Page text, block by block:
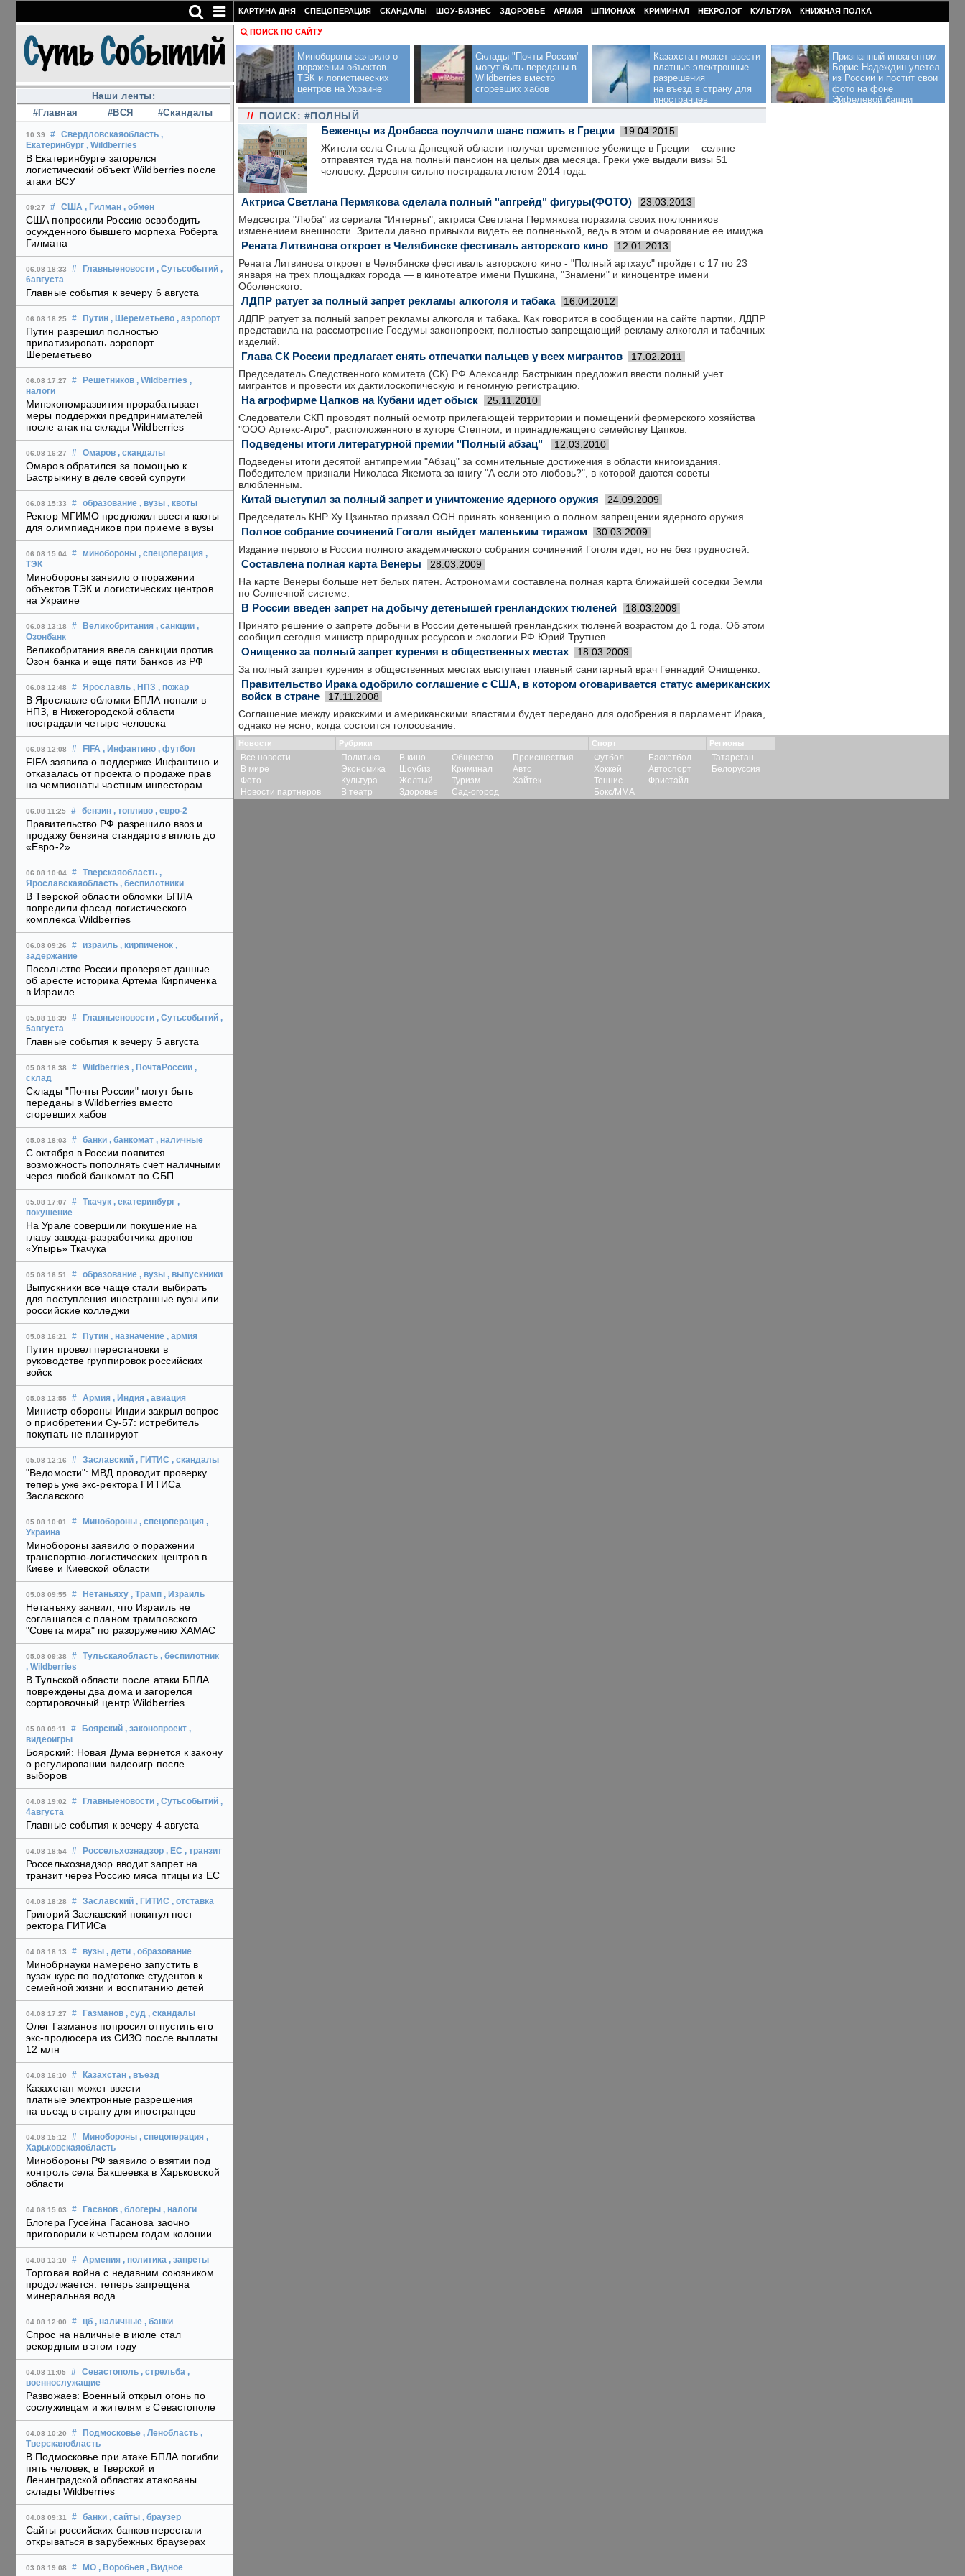
Наши ленты:
#Главная
#ВСЯ #Скандалы
10:39 # Свердловскаяобласть ,
Екатеринбург , Wildberries
В Екатеринбурге загорелся
логистический объект Wildberries после
атаки ВСУ
09:27 # США , Гилман , обмен
США попросили Россию освободить
осужденного бывшего морпеха Роберта
Гилмана
06.08 18:33 # Главныеновости , Сутьсобытий ,
6августа
Главные события к вечеру 6 августа
06.08 18:25 # Путин , Шереметьево , аэропорт
Путин разрешил полностью
приватизировать аэропорт
Шереметьево
06.08 17:27 # Решетников , Wildberries ,
налоги
Минэкономразвития прорабатывает
меры поддержки предпринимателей
после атак на склады Wildberries
06.08 16:27 # Омаров , скандалы
Омаров обратился за помощью к
Бастрыкину в деле своей супруги
06.08 15:33 # образование , вузы , квоты
Ректор МГИМО предложил ввести квоты
для олимпиадников при приеме в вузы
06.08 15:04 # минобороны , спецоперация ,
ТЭК
Минобороны заявило о поражении
объектов ТЭК и логистических центров
на Украине
06.08 13:18 # Великобритания , санкции ,
Озонбанк
Великобритания ввела санкции против
Озон банка и еще пяти банков из РФ
06.08 12:48 # Ярославль , НПЗ , пожар
В Ярославле обломки БПЛА попали в
НПЗ, в Нижегородской области
пострадали четыре человека
06.08 12:08 # FIFA , Инфантино , футбол
FIFA заявила о поддержке Инфантино и
отказалась от проекта о продаже прав
на чемпионаты частным инвесторам
06.08 11:25 # бензин , топливо , евро-2
Правительство РФ разрешило ввоз и
продажу бензина стандартов вплоть до
«Евро-2»
06.08 10:04 # Тверскаяобласть ,
Ярославскаяобласть , беспилотники
В Тверской области обломки БПЛА
повредили фасад логистического
комплекса Wildberries
06.08 09:26 # израиль , кирпиченок ,
задержание
Посольство России проверяет данные
об аресте историка Артема Кирпиченка
в Израиле
05.08 18:39 # Главныеновости , Сутьсобытий ,
5августа
Главные события к вечеру 5 августа
05.08 18:38 # Wildberries , ПочтаРоссии ,
склад
Склады "Почты России" могут быть
переданы в Wildberries вместо
сгоревших хабов
05.08 18:03 # банки , банкомат , наличные
С октября в России появится
возможность пополнять счет наличными
через любой банкомат по СБП
05.08 17:07 # Ткачук , екатеринбург ,
покушение
На Урале совершили покушение на
главу завода-разработчика дронов
«Упырь» Ткачука
05.08 16:51 # образование , вузы , выпускники
Выпускники все чаще стали выбирать
для поступления иностранные вузы или
российские колледжи
05.08 16:21 # Путин , назначение , армия
Путин провел перестановки в
руководстве группировок российских
войск
05.08 13:55 # Армия , Индия , авиация
Министр обороны Индии закрыл вопрос
о приобретении Су-57: истребитель
покупать не планируют
05.08 12:16 # Заславский , ГИТИС , скандалы
"Ведомости": МВД проводит проверку
теперь уже экс-ректора ГИТИСа
Заславского
05.08 10:01 # Минобороны , спецоперация ,
Украина
Минобороны заявило о поражении
транспортно-логистических центров в
Киеве и Киевской области
05.08 09:55 # Нетаньяху , Трамп , Израиль
Нетаньяху заявил, что Израиль не
соглашался с планом трамповского
"Совета мира" по разоружению ХАМАС
05.08 09:38 # Тульскаяобласть , беспилотник
, Wildberries
В Тульской области после атаки БПЛА
повреждены два дома и загорелся
сортировочный центр Wildberries
05.08 09:11 # Боярский , законопроект ,
видеоигры
Боярский: Новая Дума вернется к закону
о регулировании видеоигр после
выборов
04.08 19:02 # Главныеновости , Сутьсобытий ,
4августа
Главные события к вечеру 4 августа
04.08 18:54 # Россельхознадзор , ЕС , транзит
Россельхознадзор вводит запрет на
транзит через Россию мяса птицы из ЕС
04.08 18:28 # Заславский , ГИТИС , отставка
Григорий Заславский покинул пост
ректора ГИТИСа
04.08 18:13 # вузы , дети , образование
Минобрнауки намерено запустить в
вузах курс по подготовке студентов к
семейной жизни и воспитанию детей
04.08 17:27 # Газманов , суд , скандалы
Олег Газманов попросил отпустить его
экс-продюсера из СИЗО после выплаты
12 млн
04.08 16:10 # Казахстан , въезд
Казахстан может ввести
платные электронные разрешения
на въезд в страну для иностранцев
04.08 15:12 # Минобороны , спецоперация ,
Харьковскаяобласть
Минобороны РФ заявило о взятии под
контроль села Бакшеевка в Харьковской
области
04.08 15:03 # Гасанов , блогеры , налоги
Блогера Гусейна Гасанова заочно
приговорили к четырем годам колонии
04.08 13:10 # Армения , политика , запреты
Торговая война с недавним союзником
продолжается: теперь запрещена
минеральная вода
04.08 12:00 # цб , наличные , банки
Спрос на наличные в июле стал
рекордным в этом году
04.08 11:05 # Севастополь , стрельба ,
военнослужащие
Развожаев: Военный открыл огонь по
сослуживцам и жителям в Севастополе
04.08 10:20 # Подмосковье , Ленобласть ,
Тверскаяобласть
В Подмосковье при атаке БПЛА погибли
пять человек, в Тверской и
Ленинградской областях атакованы
склады Wildberries
04.08 09:31 # банки , сайты , браузер
Сайты российских банков перестали
открываться в зарубежных браузерах
03.08 19:08 # МО , Воробьев , Видное
КАРТИНА ДНЯ СПЕЦОПЕРАЦИЯ СКАНДАЛЫ ШОУ-БИЗНЕС ЗДОРОВЬЕ АРМИЯ ШПИОНАЖ КРИМИНАЛ НЕКРОЛОГ КУЛЬТУРА КНИЖНАЯ ПОЛКА
ПОИСК ПО САЙТУ
Минобороны заявило о
поражении объектов
ТЭК и логистических
центров на Украине
Склады "Почты России"
могут быть переданы в
Wildberries вместо
сгоревших хабов
Казахстан может ввести
платные электронные
разрешения
на въезд в страну для
иностранцев
Признанный иноагентом
Борис Надеждин улетел
из России и постит свои
фото на фоне
Эйфелевой башни
// ПОИСК: #ПОЛНЫЙ
Беженцы из Донбасса поулчили шанс пожить в Греции 19.04.2015
Жители села Стыла Донецкой области получат временное убежище в Греции – селяне
отправятся туда на полный пансион на целых два месяца. Греки уже выдали визы 51
человеку. Деревня сильно пострадала летом 2014 года.
Актриса Светлана Пермякова сделала полный "апгрейд" фигуры(ФОТО) 23.03.2013
Медсестра "Люба" из сериала "Интерны", актриса Светлана Пермякова поразила своих поклонников
изменением внешности. Зрители давно привыкли видеть ее полненькой, ведь в этом и очарование ее имиджа.
Рената Литвинова откроет в Челябинске фестиваль авторского кино 12.01.2013
Рената Литвинова откроет в Челябинске фестиваль авторского кино - "Полный артхаус" пройдет с 17 по 23
января на трех площадках города — в кинотеатре имени Пушкина, "Знамени" и киноцентре имени
Оболенского.
ЛДПР ратует за полный запрет рекламы алкоголя и табака 16.04.2012
ЛДПР ратует за полный запрет рекламы алкоголя и табака. Как говорится в сообщении на сайте партии, ЛДПР
представила на рассмотрение Госдумы законопроект, полностью запрещающий рекламу алкоголя и табачных
изделий.
Глава СК России предлагает снять отпечатки пальцев у всех мигрантов 17.02.2011
Председатель Следственного комитета (СК) РФ Александр Бастрыкин предложил ввести полный учет
мигрантов и провести их дактилоскопическую и геномную регистрацию.
На агрофирме Цапков на Кубани идет обыск 25.11.2010
Следователи СКП проводят полный осмотр прилегающей территории и помещений фермерского хозяйства
"ООО Артекс-Агро", расположенного в хуторе Степном, и принадлежащего семейству Цапков.
Подведены итоги литературной премии "Полный абзац" 12.03.2010
Подведены итоги десятой антипремии "Абзац" за сомнительные достижения в области книгоиздания.
Победителем признали Николаса Якемота за книгу "А если это любовь?", в которой даются советы
влюбленным.
Китай выступил за полный запрет и уничтожение ядерного оружия 24.09.2009
Председатель КНР Ху Цзиньтао призвал ООН принять конвенцию о полном запрещении ядерного оружия.
Полное собрание сочинений Гоголя выйдет маленьким тиражом 30.03.2009
Издание первого в России полного академического собрания сочинений Гоголя идет, но не без трудностей.
Составлена полная карта Венеры 28.03.2009
На карте Венеры больше нет белых пятен. Астрономами составлена полная карта ближайшей соседки Земли
по Солнечной системе.
В России введен запрет на добычу детенышей гренландских тюленей 18.03.2009
Принято решение о запрете добычи в России детенышей гренландских тюленей возрастом до 1 года. Об этом
сообщил сегодня министр природных ресурсов и экологии РФ Юрий Трутнев.
Онищенко за полный запрет курения в общественных местах 18.03.2009
За полный запрет курения в общественных местах выступает главный санитарный врач Геннадий Онищенко.
Правительство Ирака одобрило соглашение с США, в котором оговаривается статус американских
войск в стране
17.11.2008
Соглашение между иракскими и американскими властями будет передано для одобрения в парламент Ирака,
однако не ясно, когда состоится голосование.
Новости
Все новости
В мире
Фото
Новости партнеров
Рубрики
Политика
Экономика
Культура
В театр
В кино
Шоубиз
Желтый
Здоровье
Общество
Криминал
Туризм
Сад-огород
Происшествия
Авто
Хайтек
Спорт
Футбол
Хоккей
Теннис
Бокс/ММА
Баскетбол
Автоспорт
Фристайл
Регионы
Татарстан
Белоруссия